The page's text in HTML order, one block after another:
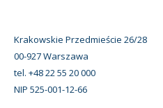
Krakowskie Przedmieście 26/28
00-927 Warszawa
tel. +48 22 55 20 000
NIP 525-001-12-66